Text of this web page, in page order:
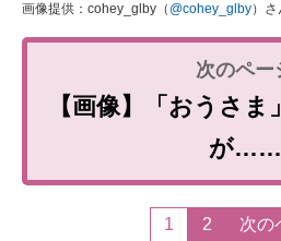
画像提供：cohey_glby（ @cohey_glby）さ
【画像】「おうさ
が……
1 2 次の